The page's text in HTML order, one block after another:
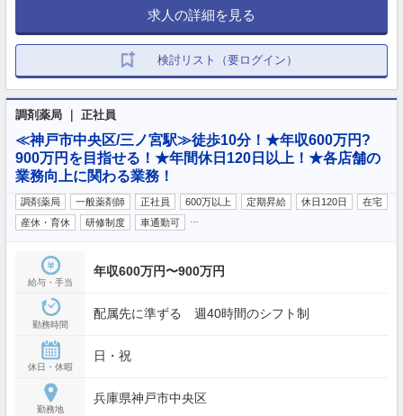
求人の詳細を見る
検討リスト（要ログイン）
調剤薬局 ｜ 正社員
≪神戸市中央区/三ノ宮駅≫徒歩10分！★年収600万円?
900万円を目指せる！★年間休日120日以上！★各店舗の
業務向上に関わる業務！
調剤薬局 一般薬剤師 正社員 600万以上 定期昇給 休日120日
在宅
産休・育休
研修制度 車通勤可
給与・手当
年収600万円〜900万円
勤務時間
配属先に準ずる 週40時間のシフト制
休日・休暇
日・祝
勤務地
兵庫県神戸市中央区